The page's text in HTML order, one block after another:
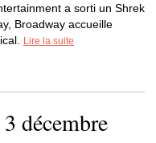
a sorti un Shrek
Broadway accueille
Lire la suite
décembre